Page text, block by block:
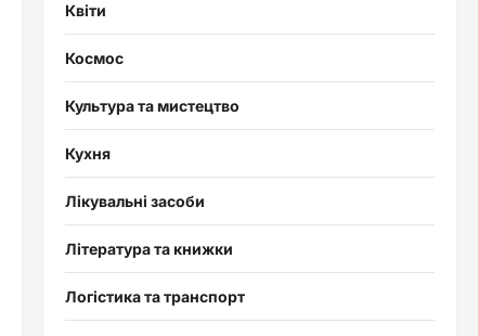
Квіти
Космос
Культура та мистецтво
Кухня
Лікувальні засоби
Література та книжки
Логістика та транспорт